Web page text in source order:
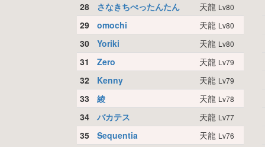
28 さなきちぺったんたん 天龍 Lv80
29 omochi 天龍 Lv80
30 Yoriki 天龍 Lv80
31 Zero 天龍 Lv79
32 Kenny 天龍 Lv79
33 綾 天龍 Lv78
34 バカテス 天龍 Lv77
35 Sequentia 天龍 Lv76